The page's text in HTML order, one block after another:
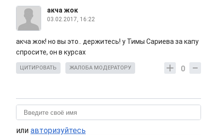
акча жок
03.02.2017, 16:22
акча жок! но вы это.. держитесь! у Тимы Сариева за капу
спросите, он в курсах
0
ЦИТИРОВАТЬ ЖАЛОБА МОДЕРАТОРУ
или авторизуйтесь